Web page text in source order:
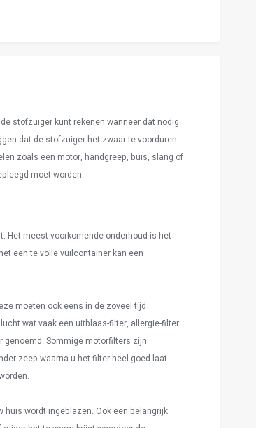
stofzuiger kunt rekenen wanneer dat nodig
dat de stofzuiger het zwaar te voorduren
zoals een motor, handgreep, buis, slang of
moet worden.
Het meest voorkomende onderhoud is het
een te volle vuilcontainer kan een
moeten ook eens in de zoveel tijd
wat vaak een uitblaas-filter, allergie-filter
genoemd. Sommige motorfilters zijn
zeep waarna u het filter heel goed laat
wordt ingeblazen. Ook een belangrijk